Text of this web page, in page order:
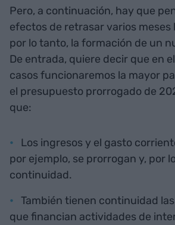
Pero, a continuación, hay que
efectos de retrasar varios meses
por lo tanto, la formación de un
De entrada, quiere decir que en
casos funcionaremos la mayor
el presupuesto prorrogado de
que:
Los ingresos y el gasto
por ejemplo, se prorrogan y, por
continuidad.
También tienen continuidad
que financian actividades de